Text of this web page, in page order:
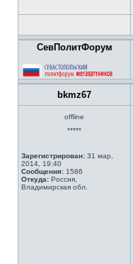
СевПолитФорум
bkmz67
offline
*****
Зарегистрирован: 31 мар,
2014, 19:40
Сообщения: 1586
Откуда: Россия,
Владимирская обл.